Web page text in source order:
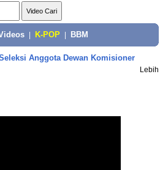
K-POP BBM
Anggota Dewan Komisioner
Lebih